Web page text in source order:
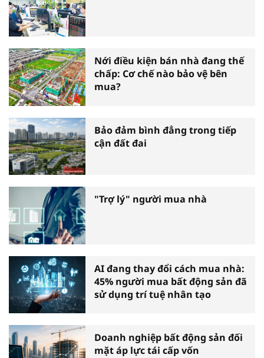
Nới điều kiện bán nhà đang thế
chấp: Cơ chế nào bảo vệ bên
mua?
Bảo đảm bình đẳng trong tiếp
cận đất đai
"Trợ lý" người mua nhà
AI đang thay đổi cách mua nhà:
45% người mua bất động sản đã
sử dụng trí tuệ nhân tạo
Doanh nghiệp bất động sản đối
mặt áp lực tái cấp vốn